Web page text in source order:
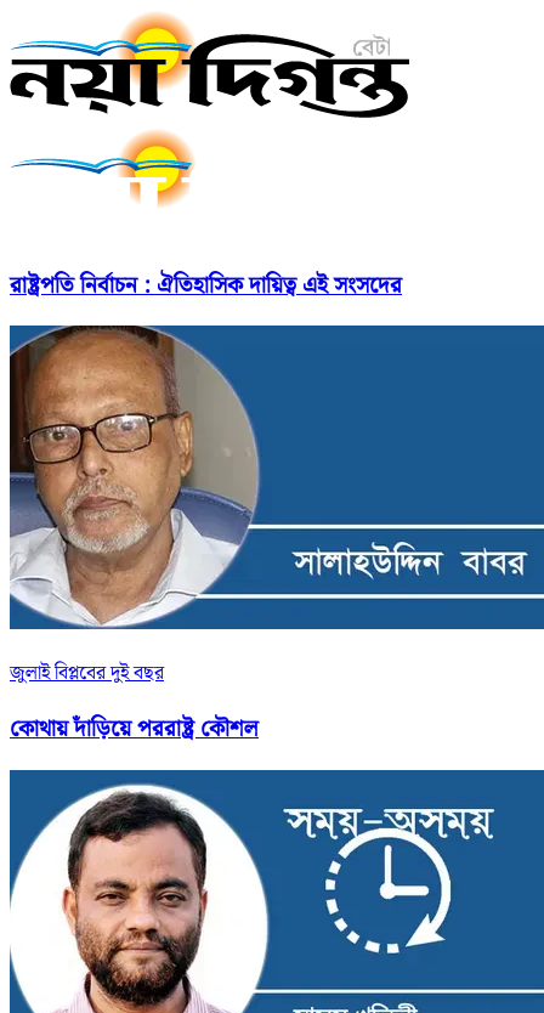
রাষ্ট্রপতি নির্বাচন : ঐতিহাসিক দায়িত্ব এই সংসদের
জুলাই বিপ্লবের দুই বছর
কোথায় দাঁড়িয়ে পররাষ্ট্র কৌশল